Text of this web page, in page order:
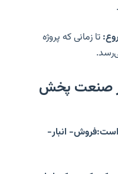
تا زمانی که پروژه
صنعت پخش
انبار-